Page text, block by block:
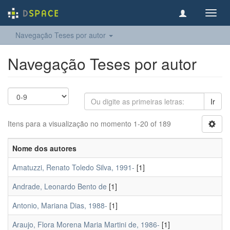
Navegação Teses por autor
Navegação Teses por autor
Ir
Itens para a visualização no momento 1-20 of 189
Nome dos autores
Amatuzzi, Renato Toledo Silva, 1991- [1]
Andrade, Leonardo Bento de [1]
Antonio, Mariana Dias, 1988- [1]
Araujo, Flora Morena Maria Martini de, 1986- [1]